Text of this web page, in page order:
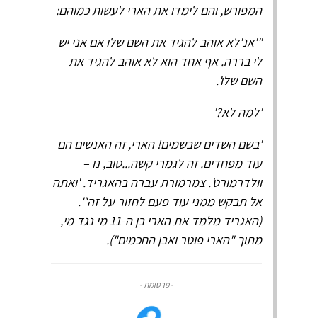
המפורש, והם לימדו את הארי לעשות כמוהם:
"'אנ'לא אוהב להגיד את השם שלו אם אני יש
לי בררה. אף אחד הוא לא אוהב להגיד את
השם שלו'.
'למה לא?'
'בשם השדים שבשמים! הארי, זה האנשים הם
עוד מפחדים. זה לגמרי קשה...טוב, נו –
וולדרמורט'. צמרמורת עברה בהאגריד. 'ואתה
אל תבקש ממני עוד פעם לחזור על זה'".
(האגריד מלמד את הארי בן ה-11 מי נגד מי,
מתוך "הארי פוטר ואבן החכמים").
- פרסומת -